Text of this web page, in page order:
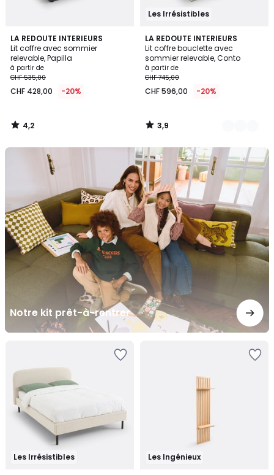
LA REDOUTE INTERIEURS
Lit coffre avec sommier
relevable, Papilla
à partir de
CHF 535,00
CHF 428,00 -20%
4,2
/ 5
4,2
/
Notre kit prêt-à-rentrer
Notre
rentrer
Les Irrésistibles
LA REDOUTE INTERIEURS
Lit coffre bouclette avec
sommier relevable, Conto
à partir de
CHF 745,00
CHF 596,00 -20%
3,9
/ 5
2
Couleurs
3,9
/
Les Irrésistibles Les Ingénieux